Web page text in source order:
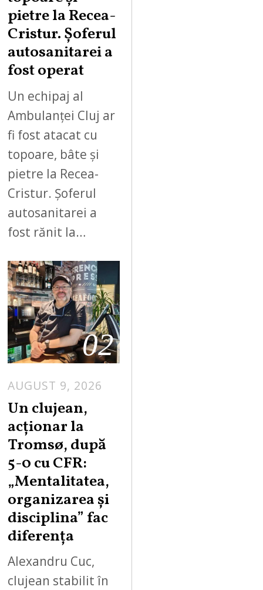
pietre la Recea-
Cristur. Șoferul
autosanitarei a
fost operat
Un echipaj al
Ambulanței Cluj ar
fi fost atacat cu
topoare, bâte și
pietre la Recea-
Cristur. Șoferul
autosanitarei a
fost rănit la…
02
AUGUST 9, 2026
Un clujean,
acționar la
Tromsø, după
5-0 cu CFR:
„Mentalitatea,
organizarea și
disciplina” fac
diferența
Alexandru Cuc,
clujean stabilit în